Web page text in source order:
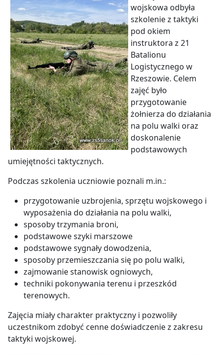
wojskowa odbyła
szkolenie z taktyki
pod okiem
instruktora z 21
Batalionu
Logistycznego w
Rzeszowie. Celem
zajęć było
przygotowanie
żołnierza do działania
na polu walki oraz
doskonalenie
podstawowych
umiejętności taktycznych.
Podczas szkolenia uczniowie poznali m.in.:
przygotowanie uzbrojenia, sprzętu wojskowego i
wyposażenia do działania na polu walki,
sposoby trzymania broni,
podstawowe szyki marszowe
podstawowe sygnały dowodzenia,
sposoby przemieszczania się po polu walki,
zajmowanie stanowisk ogniowych,
techniki pokonywania terenu i przeszkód
terenowych.
Zajęcia miały charakter praktyczny i pozwoliły
uczestnikom zdobyć cenne doświadczenie z zakresu
taktyki wojskowej.